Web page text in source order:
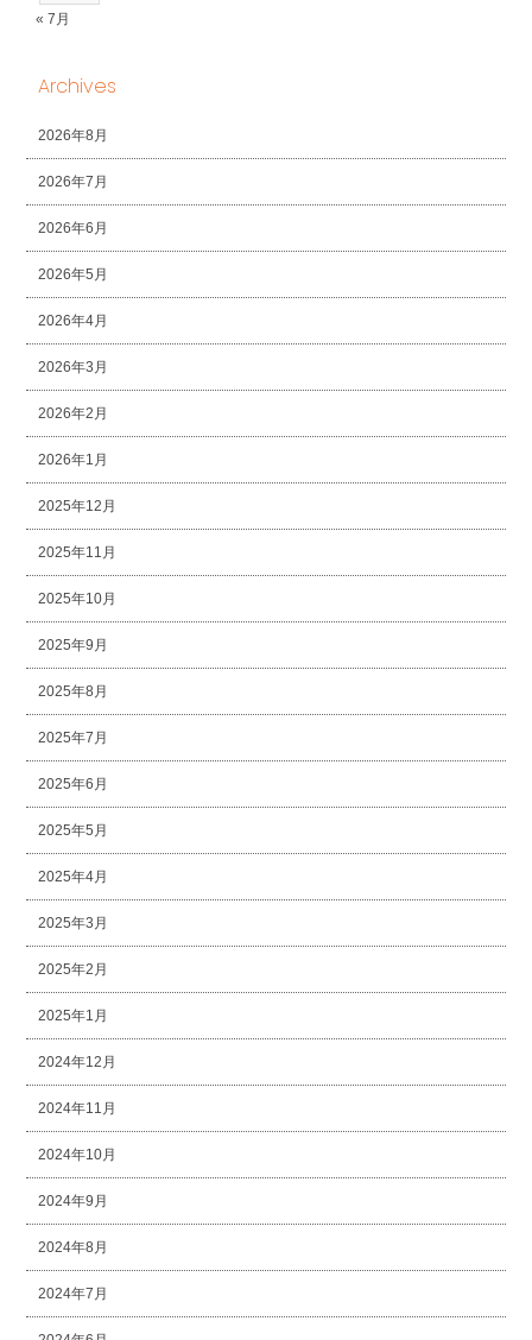
« 7月
Archives
2026年8月
2026年7月
2026年6月
2026年5月
2026年4月
2026年3月
2026年2月
2026年1月
2025年12月
2025年11月
2025年10月
2025年9月
2025年8月
2025年7月
2025年6月
2025年5月
2025年4月
2025年3月
2025年2月
2025年1月
2024年12月
2024年11月
2024年10月
2024年9月
2024年8月
2024年7月